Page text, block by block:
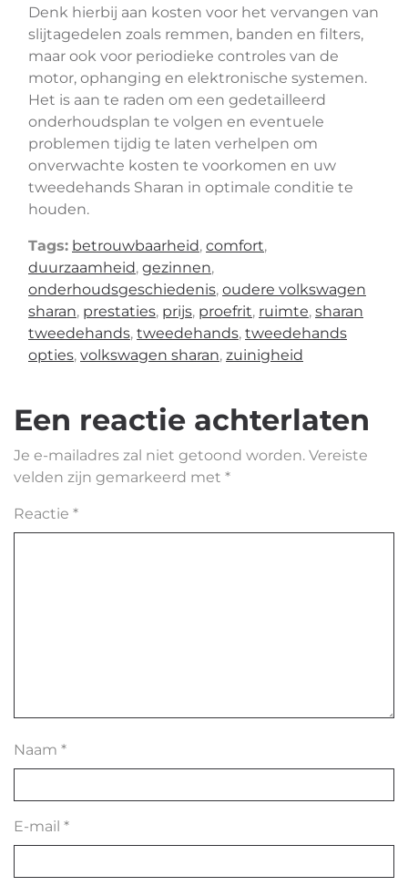
Denk hierbij aan kosten voor het vervangen van
slijtagedelen zoals remmen, banden en filters,
maar ook voor periodieke controles van de
motor, ophanging en elektronische systemen.
Het is aan te raden om een gedetailleerd
onderhoudsplan te volgen en eventuele
problemen tijdig te laten verhelpen om
onverwachte kosten te voorkomen en uw
tweedehands Sharan in optimale conditie te
houden.
Tags: betrouwbaarheid, comfort,
duurzaamheid, gezinnen,
onderhoudsgeschiedenis, oudere volkswagen
sharan, prestaties, prijs, proefrit, ruimte, sharan
tweedehands, tweedehands, tweedehands
opties, volkswagen sharan, zuinigheid
Een reactie achterlaten
Je e-mailadres zal niet getoond worden. Vereiste
velden zijn gemarkeerd met *
Reactie *
Naam *
E-mail *